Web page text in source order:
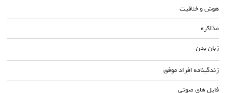
هوش و خلاقیت
مذاکره
زبان بدن
زندگینامه افراد موفق
فایل های صوتی